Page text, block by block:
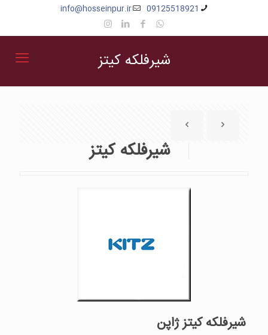
09125518921
info@hosseinpur.ir
شیرفلکه کیتز
شیرفلکه کیتز
شیرفلکه کیتز ژاپن